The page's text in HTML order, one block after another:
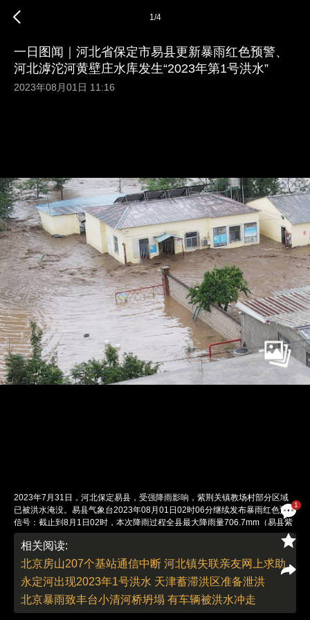
1
1/4
一日图闻｜河北省保定市易县更新暴雨红色预警、
河北滹沱河黄壁庄水库发生“2023年第1号洪水”
2023年08月01日 11:16
2023年7月31日，河北保定易县，受强降雨影响，紫荆关镇教场村部分区域
已被洪水淹没。易县气象台2023年08月01日02时06分继续发布暴雨红色预警
信号：截止到8月1日02时，本次降雨过程全县最大降雨量706.7mm（易县紫
荆关镇），预计今天凌晨到白天，易县全部乡镇仍有降水天气，累积雨量可达
60-80mm。图：受访者提供
责任编辑：曹艳 | 版面编辑：曹艳
相关阅读:
北京房山207个基站通信中断 河北镇失联亲友网上求助
永定河出现2023年1号洪水 天津蓄滞洪区准备泄洪
北京暴雨致丰台小清河桥坍塌 有车辆被洪水冲走